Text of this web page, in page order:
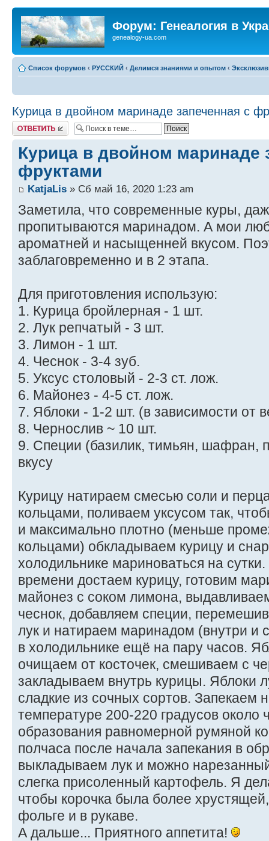
Форум: Генеалогия в
genealogy-ua.com
Список форумов ‹ РУССКИЙ ‹ Делимся знаниями и опытом ‹
Курица в двойном маринаде запеченная с
Ответить
Курица в двойном маринаде
фруктами
KatjaLis » Сб май 16, 2020 1:23 am
Заметила, что современные куры,
пропитываются маринадом. А мои
ароматней и насыщенней вкусом.
заблаговременно и в 2 этапа.
Для приготовления использую:
1. Курица бройлерная - 1 шт.
2. Лук репчатый - 3 шт.
3. Лимон - 1 шт.
4. Чеснок - 3-4 зуб.
5. Уксус столовый - 2-3 ст. лож.
6. Майонез - 4-5 ст. лож.
7. Яблоки - 1-2 шт. (в зависимости от
8. Чернослив ~ 10 шт.
9. Специи (базилик, тимьян, шафран,
вкусу
Курицу натираем смесью соли и
кольцами, поливаем уксусом так,
и максимально плотно (меньше
кольцами) обкладываем курицу и
холодильнике мариноваться на
времени достаем курицу, готовим
майонез с соком лимона,
чеснок, добавляем специи,
лук и натираем маринадом (внутри и
в холодильнике ещё на пару часов.
очищаем от косточек, смешиваем с
закладываем внутрь курицы. Яблоки
сладкие из сочных сортов. Запекаем
температуре 200-220 градусов около
образования равномерной румяной
полчаса после начала запекания в
выкладываем лук и можно
слегка присоленный картофель. Я
чтобы корочка была более
фольге и в рукаве.
А дальше... Приятного аппетита!